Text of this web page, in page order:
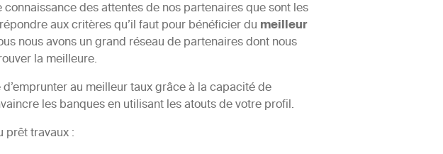
des attentes de nos partenaires que sont les
aux critères qu’il faut pour bénéficier du meilleur
nous avons un grand réseau de partenaires dont nous
la meilleure.
au meilleur taux grâce à la capacité de
les banques en utilisant les atouts de votre profil.
prêt travaux :